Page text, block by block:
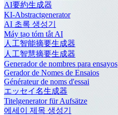
AI要約生成器
KI-Abstractgenerator
AI 초록 생성기
Máy tạo tóm tắt AI
人工智能摘要生成器
人工智慧摘要生成器
Generador de nombres para ensayos
Gerador de Nomes de Ensaios
Générateur de noms d'essai
エッセイ名生成器
Titelgenerator für Aufsätze
에세이 제목 생성기